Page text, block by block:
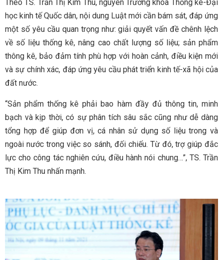
Theo TS. Trần Thị Kim Thu, nguyên Trưởng khoa Thống kê-Đại
học kinh tế Quốc dân, nội dung Luật mới cần bám sát, đáp ứng
một số yêu cầu quan trọng như: giải quyết vấn đề chênh lệch
về số liệu thống kê, nâng cao chất lượng số liệu; sản phẩm
thông kê, bảo đảm tính phù hợp với hoàn cảnh, điều kiện mới
và sự chính xác, đáp ứng yêu cầu phát triển kinh tế-xã hội của
đất nước.
“Sản phẩm thống kê phải bao hàm đầy đủ thông tin, minh
bạch và kịp thời, có sự phân tích sâu sắc cũng như dễ dàng
tổng hợp để giúp đơn vị, cá nhân sử dụng số liệu trong và
ngoài nước trong việc so sánh, đối chiếu. Từ đó, trợ giúp đắc
lực cho công tác nghiên cứu, điều hành nói chung…”, TS. Trần
Thị Kim Thu nhấn mạnh.